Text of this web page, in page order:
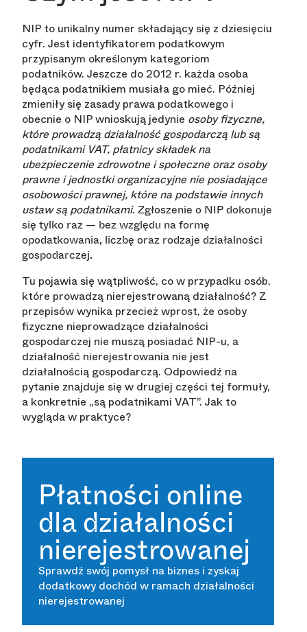
NIP to unikalny numer składający się z dziesięciu
cyfr. Jest identyfikatorem podatkowym
przypisanym określonym kategoriom
podatników. Jeszcze do 2012 r. każda osoba
będąca podatnikiem musiała go mieć. Później
zmieniły się zasady prawa podatkowego i
obecnie o NIP wnioskują jedynie osoby fizyczne,
które prowadzą działalność gospodarczą lub są
podatnikami VAT, płatnicy składek na
ubezpieczenie zdrowotne i społeczne oraz osoby
prawne i jednostki organizacyjne nie posiadające
osobowości prawnej, które na podstawie innych
ustaw są podatnikami. Zgłoszenie o NIP dokonuje
się tylko raz — bez względu na formę
opodatkowania, liczbę oraz rodzaje działalności
gospodarczej.
Tu pojawia się wątpliwość, co w przypadku osób,
które prowadzą nierejestrowaną działalność? Z
przepisów wynika przecież wprost, że osoby
fizyczne nieprowadzące działalności
gospodarczej nie muszą posiadać NIP-u, a
działalność nierejestrowania nie jest
działalnością gospodarczą. Odpowiedź na
pytanie znajduje się w drugiej części tej formuły,
a konkretnie „są podatnikami VAT”. Jak to
wygląda w praktyce?
Płatności online
dla działalności
nierejestrowanej
Sprawdź swój pomysł na biznes i zyskaj
dodatkowy dochód w ramach działalności
nierejestrowanej